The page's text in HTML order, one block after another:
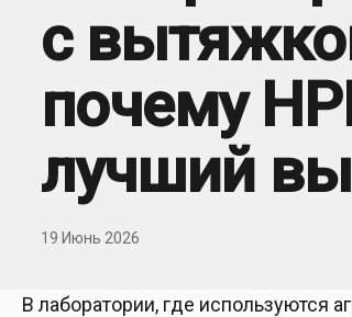
с
почему
лучший
19 Июнь 2026
В лаборатории, где используются